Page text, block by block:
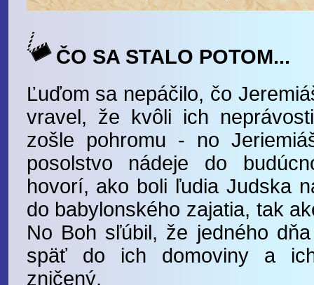
ČO SA STALO POTOM...
Ľuďom sa nepáčilo, čo
vravel, že kvôli ich
zošle pohromu - no
posolstvo nádeje do
hovorí, ako boli ľudia Judska
do babylonského zajatia, tak
No Boh sľúbil, že jedného
späť do ich domoviny a
zničený.